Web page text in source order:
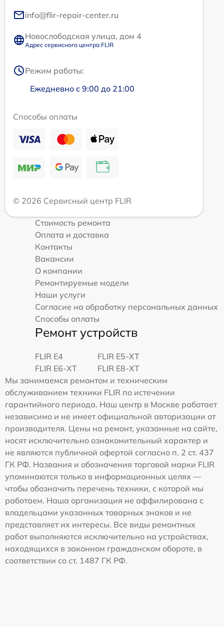
info@flir-repair-center.ru
Новослободская улица, дом 4
Адрес сервисного центра FLIR
Режим работы:
Ежедневно с 9:00 до 21:00
Способы оплаты
© 2026 Сервисный центр FLIR
Стоимость ремонта
Оплата и доставка
Контакты
Вакансии
О компании
Ремонтируемые модели
Наши услуги
Согласие на обработку персональных данных
Способы оплаты
Ремонт устройств
FLIR E4
FLIR E5-XT
FLIR E6-XT
FLIR E8-XT
Мы занимаемся ремонтом и техническим
обслуживанием техники FLIR по истечении
гарантийного периода. Наш центр в Москве работает
независимо и не имеет официальной авторизации от
производителя. Цены на ремонт, указанные на сайте,
носят исключительно ознакомительный характер и
не являются публичной офертой согласно п. 2 ст. 437
ГК РФ. Названия и обозначения торговой марки FLIR
упоминаются только в информационных целях —
чтобы обозначить перечень техники, с которой мы
работаем. Наша организация не аффилирована с
владельцами указанных товарных знаков и не
представляет их интересы. Все виды ремонтных
работ выполняются исключительно на устройствах,
находящихся в законном гражданском обороте, в
соответствии со ст. 1487 ГК РФ.